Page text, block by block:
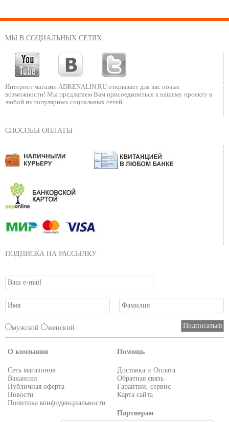
МЫ В СОЦИАЛЬНЫХ СЕТЯХ
Интернет магазин ADRENALIN.RU открывает для вас новые
возможности! Мы предлагаем Вам присоединиться к нашему проекту в
любой из популярных социальных сетей.
СПОСОБЫ ОПЛАТЫ
ПОДПИСКА НА РАССЫЛКУ
мужской женский
О компании
Сеть магазинов
Вакансии
Публичная оферта
Новости
Политика конфиденциальности
Помощь
Доставка и Оплата
Обратная связь
Гарантии, сервис
Карта сайта
Партнерам